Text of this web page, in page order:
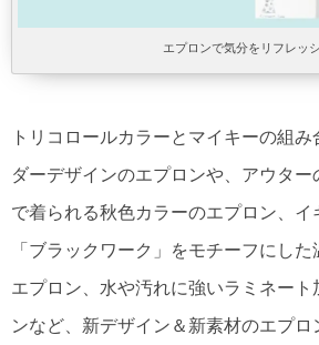
エプロンで気分をリフレッ
トリコロールカラーとマイキーの組
ダーデザインのエプロンや、アウタ
で着られる秋色カラーのエプロン、イ
「ブラックワーク」をモチーフにし
エプロン、水や汚れに強いラミネート
ンなど、新デザイン＆新素材のエプロ